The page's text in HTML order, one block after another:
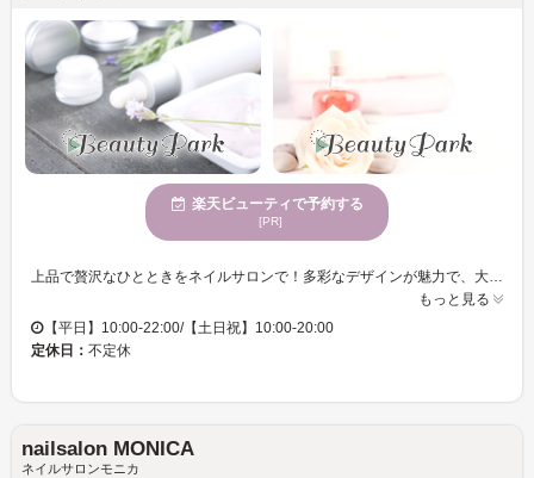
楽天ビューティで予約する
[PR]
上品で贅沢なひとときをネイルサロンで！多彩なデザインが魅力で、大人女性に人気のサロンです。個室での施術がプライベート感を満載にし、忙しい日常からの解放を提供します。クレジットカードや電子マネー対応。ネイルとまつ毛の同時施術で時間を有効活用できます。 銀座エリアで23年の実績を誇るLisse 銀座本店は、モチの良さと高い技術力に特化しており、それぞれのお客様に合わせた施術を心がけています。落ち着いた雰囲気の中で、個室感のあるプライベート空間をご用意しました。ソファに座りながらリラックスしてNetflixもお楽しみいただけます。ネイルとまつ毛の同時施術が可能なので、お忙しい日々を過ごす方でも効率的に時間を活用できます。スタッフの心温まる接客と、居心地の良さはリピーターの多い理由の一つです。大人の魅力を引き立てる豊富なデザインが揃っており、上質でエレガントな時間をお過ごしいただけます。多様な決済方法も完備していますので、安心してご利用いただけます。
もっと見る
【平日】10:00-22:00/【土日祝】10:00-20:00
定休日： 不定休
nailsalon MONICA
ネイルサロンモニカ